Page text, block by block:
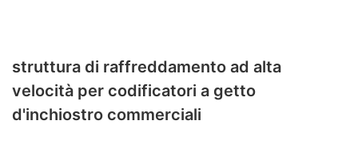
struttura di raffreddamento ad alta
velocità per codificatori a getto
d'inchiostro commerciali